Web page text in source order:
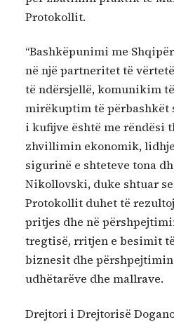
Protokollit.
“Bashkëpunimi me
në një partneritet të
të ndërsjellë, komunikim
mirëkuptim të përbashkët
i kufijve është me rëndësi
zhvillimin ekonomik,
sigurinë e shteteve tona
Nikollovski, duke shtuar
Protokollit duhet të
pritjes dhe në
tregtisë, rritjen e besimit
biznesit dhe përshpejtimin
udhëtarëve dhe mallrave.
Drejtori i Drejtorisë